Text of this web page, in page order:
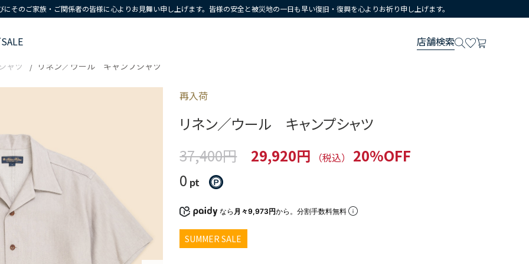
そのご家族・ご関係者の皆様に心よりお見舞い申し上げます。皆様の安全と被災地の一日も早い復旧・復興を心よりお祈り申し上げます。
SALE 店舗検索
ャツ リネン／ウール キャンプシャツ
再入荷
リネン／ウール キャンプシャツ
37,400円
29,920円 （税込）
20%OFF
0 pt
なら 月々9,973円から。分割手数料無料
SUMMER SALE